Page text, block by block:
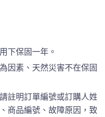
下保固一年。
因素、天然災害不在保固
註明訂單編號或訂購人姓
商品編號、故障原因，致